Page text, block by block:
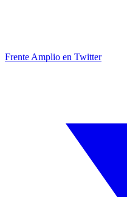
Frente Amplio en Twitter